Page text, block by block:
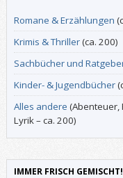
Romane & Erzählungen
Krimis & Thriller(ca. 200)
Sachbücher und
Kinder- & Jugendbücher
Alles andere (Abenteuer,
Lyrik – ca. 200)
IMMER FRISCH GEMISCHT!